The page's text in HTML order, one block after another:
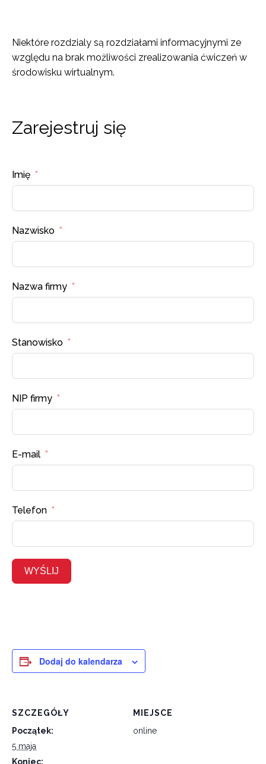
Niektóre rozdzialy są rozdziałami informacyjnymi ze
względu na brak możliwości zrealizowania ćwiczeń w
środowisku wirtualnym.
Zarejestruj się
Imię
Nazwisko
Nazwa firmy
Stanowisko
NIP firmy
E-mail
Telefon
WYŚLIJ
Dodaj do kalendarza
SZCZEGÓŁY
Początek:
5 maja
Koniec:
MIEJSCE
online